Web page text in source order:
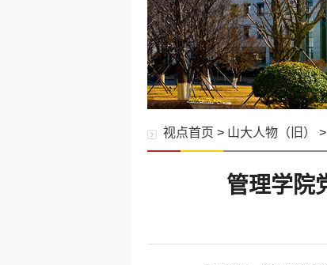
视点首页 > 山大人物（旧）
管理学院